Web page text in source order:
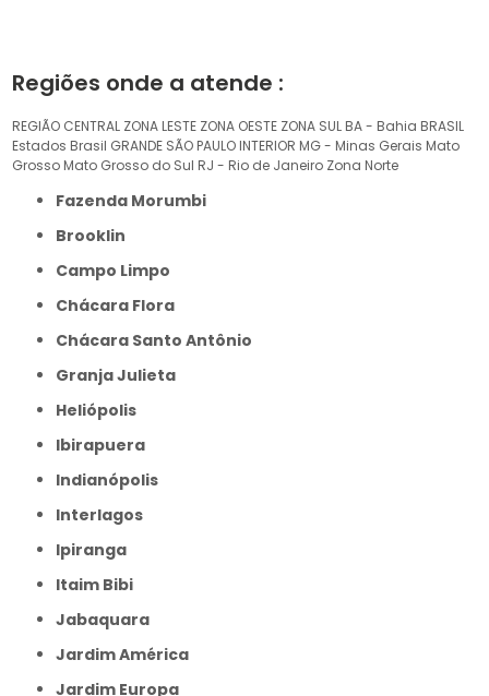
Regiões onde a atende :
REGIÃO CENTRAL ZONA LESTE ZONA OESTE ZONA SUL BA - Bahia BRASIL
Estados Brasil GRANDE SÃO PAULO INTERIOR MG - Minas Gerais Mato
Grosso Mato Grosso do Sul RJ - Rio de Janeiro Zona Norte
Fazenda Morumbi
Brooklin
Campo Limpo
Chácara Flora
Chácara Santo Antônio
Granja Julieta
Heliópolis
Ibirapuera
Indianópolis
Interlagos
Ipiranga
Itaim Bibi
Jabaquara
Jardim América
Jardim Europa